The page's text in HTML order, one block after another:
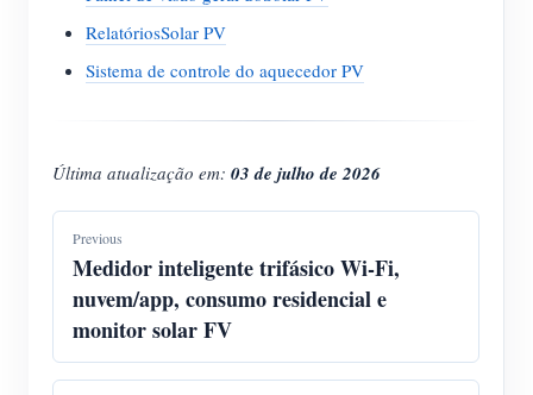
RelatóriosSolar PV
Sistema de controle do aquecedor PV
Última atualização em: 03 de julho de 2026
Previous
Medidor inteligente trifásico Wi-Fi,
nuvem/app, consumo residencial e
monitor solar FV